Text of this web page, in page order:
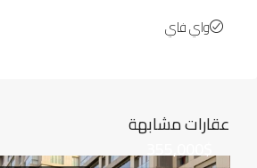
واي فاي
عقارات مشابهة
355,000$